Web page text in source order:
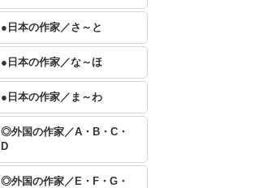
●日本の作家／さ～と
●日本の作家／な～ほ
●日本の作家／ま～わ
◎外国の作家／A・B・C・
D
◎外国の作家／E・F・G・